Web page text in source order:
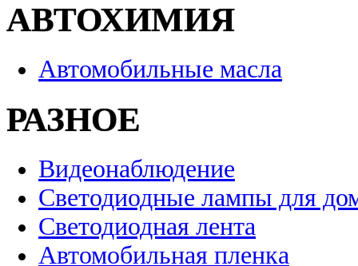
АВТОХИМИЯ
Автомобильные масла
РАЗНОЕ
Видеонаблюдение
Светодиодные лампы для
Светодиодная лента
Автомобильная пленка